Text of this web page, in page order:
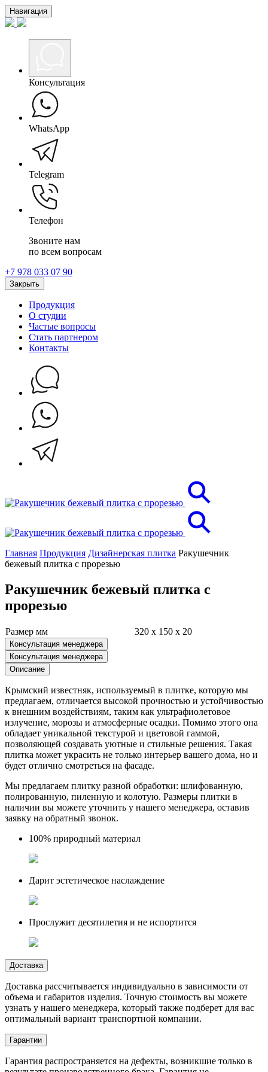
Навигация
Консультация
WhatsApp
Telegram
Телефон
Звоните нам
по всем вопросам
+7 978 033 07 90
Закрыть
Продукция
О студии
Частые вопросы
Стать партнером
Контакты
Главная Продукция Дизайнерская плитка Ракушечник
бежевый плитка с прорезью
Ракушечник бежевый плитка с
прорезью
Размер мм 320 x 150 x 20
Консультация менеджера
Консультация менеджера
Описание
Крымский известняк, используемый в плитке, которую мы
предлагаем, отличается высокой прочностью и устойчивостью
к внешним воздействиям, таким как ультрафиолетовое
излучение, морозы и атмосферные осадки. Помимо этого она
обладает уникальной текстурой и цветовой гаммой,
позволяющей создавать уютные и стильные решения. Такая
плитка может украсить не только интерьер вашего дома, но и
будет отлично смотреться на фасаде.
Мы предлагаем плитку разной обработки: шлифованную,
полированную, пиленную и колотую. Размеры плитки в
наличии вы можете уточнить у нашего менеджера, оставив
заявку на обратный звонок.
100% природный материал
Дарит эстетическое наслаждение
Прослужит десятилетия и не испортится
Доставка
Доставка рассчитывается индивидуально в зависимости от
объема и габаритов изделия. Точную стоимость вы можете
узнать у нашего менеджера, который также подберет для вас
оптимальный вариант транспортной компании.
Гарантии
Гарантия распространяется на дефекты, возникшие только в